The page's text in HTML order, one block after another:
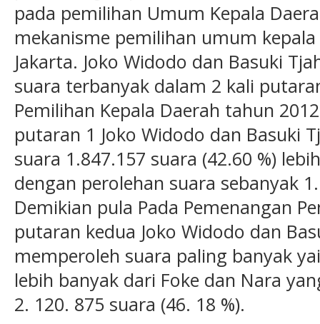
pada pemilihan Umum Kepala
mekanisme pemilihan umum
Jakarta. Joko Widodo dan Basuki
suara terbanyak dalam 2 kali
Pemilihan Kepala Daerah tahun
putaran 1 Joko Widodo dan Basuki
suara 1.847.157 suara (42.60 %)
dengan perolehan suara sebanyak
Demikian pula Pada Pemenangan
putaran kedua Joko Widodo dan
memperoleh suara paling banyak
lebih banyak dari Foke dan Nara
2. 120. 875 suara (46. 18 %).